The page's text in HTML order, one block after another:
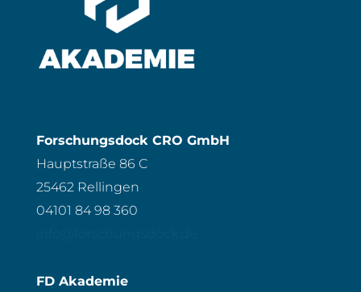
Forschungsdock CRO GmbH
Hauptstraße 86 C
25462 Rellingen
04101 84 98 360
FD Akademie